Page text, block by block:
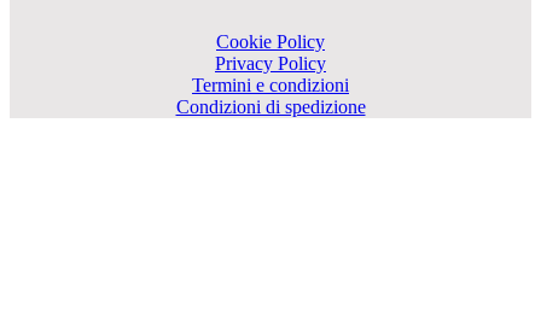
Cookie Policy
Privacy Policy
Termini e condizioni
Condizioni di spedizione